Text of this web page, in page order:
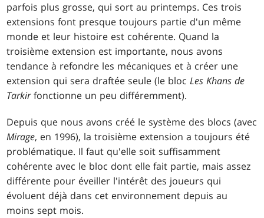
parfois plus grosse, qui sort au printemps. Ces trois
extensions font presque toujours partie d'un même
monde et leur histoire est cohérente. Quand la
troisième extension est importante, nous avons
tendance à refondre les mécaniques et à créer une
extension qui sera draftée seule (le blocLes Khans de
Tarkirfonctionne un peu différemment).
Depuis que nous avons créé le système des blocs (avec
Mirage, en 1996), la troisième extension a toujours été
problématique. Il faut qu'elle soit suffisamment
cohérente avec le bloc dont elle fait partie, mais assez
différente pour éveiller l'intérêt des joueurs qui
évoluent déjà dans cet environnement depuis au
moins sept mois.